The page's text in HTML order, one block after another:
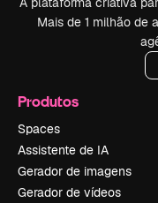
Mais de 1 milhão de
Produtos
Spaces
Assistente de IA
Gerador de imagens
Gerador de vídeos